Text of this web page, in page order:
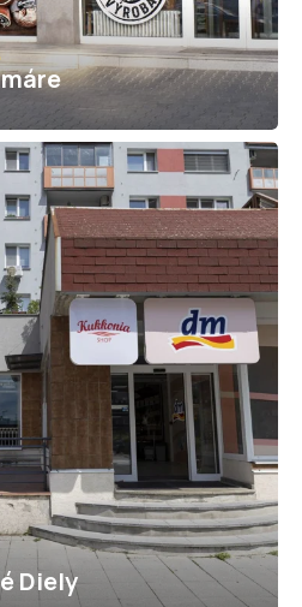
Diely